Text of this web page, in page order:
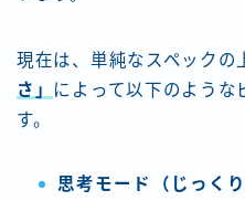
現在は、単純なスペックの
さ」 によって以下のような
す。
思考モード（じっく